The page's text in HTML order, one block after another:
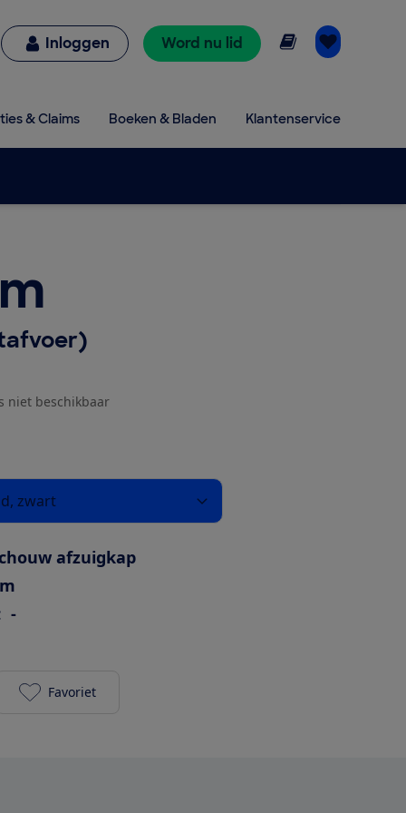
Inloggen Word nu lid Online lezen
& Claims Boeken & Bladen Klantenservice
niet beschikbaar
zwart
afzuigkap
-
Electrum CH 6102 BL (luchtafvoer) toevoegen aan
Favoriet